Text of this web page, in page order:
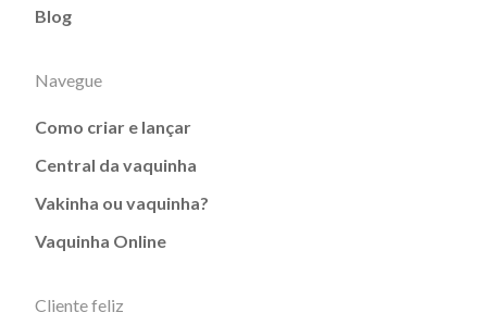
Blog
Navegue
Como criar e lançar
Central da vaquinha
Vakinha ou vaquinha?
Vaquinha Online
Cliente feliz